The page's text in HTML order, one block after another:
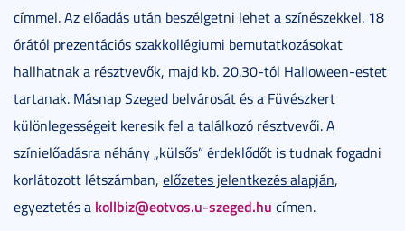
címmel. Az előadás után beszélgetni lehet a színészekkel. 18
órától prezentációs szakkollégiumi bemutatkozásokat
hallhatnak a résztvevők, majd kb. 20.30-tól Halloween-estet
tartanak. Másnap Szeged belvárosát és a Füvészkert
különlegességeit keresik fel a találkozó résztvevői. A
színielőadásra néhány „külsős” érdeklődőt is tudnak fogadni
korlátozott létszámban, előzetes jelentkezés alapján,
egyeztetés a kollbiz@eotvos.u-szeged.hu címen.